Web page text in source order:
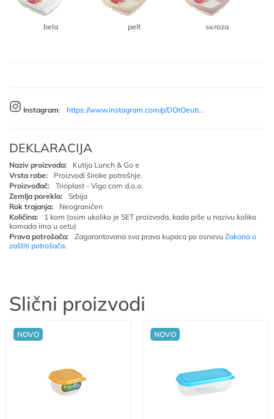
bela pelt sv.roza
Instagram: https://www.instagram.com/p/DOtOeuti...
DEKLARACIJA
Naziv proizvoda:
Kutija Lunch & Go e
Vrsta robe:
Proizvodi široke potrošnje.
Proizvođač:
Trioplast - Vigo com d.o.o.
Zemlja porekla:
Srbija
Rok trajanja:
Neograničen
Količina:
1 kom (osim ukoliko je SET proizvoda, kada piše u nazivu koliko
komada ima u setu)
Prava potrošača:
Zagarantovana sva prava kupaca po osnovu Zakona o
zaštiti potrošača.
Slični proizvodi
NOVO NOVO